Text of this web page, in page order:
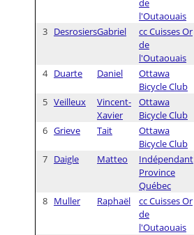
de
l'Outaouais
3 DesrosiersGabriel
cc Cuisses Or
de
l'Outaouais
4 Duarte Daniel
Ottawa
Bicycle Club
5 Veilleux
Vincent-
Xavier
Ottawa
Bicycle Club
6 Grieve Tait
Ottawa
Bicycle Club
7 Daigle Matteo
Indépendant
Province
Québec
8 Muller Raphaël
cc Cuisses Or
de
l'Outaouais